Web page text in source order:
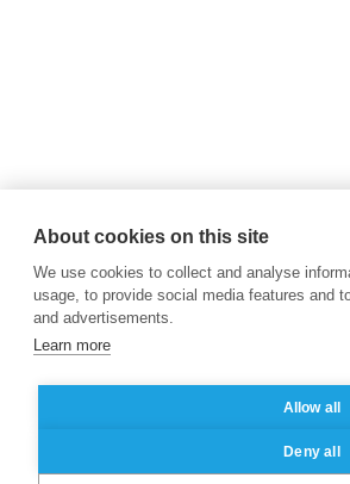
About cookies on this site
We use cookies to collect and analyse
usage, to provide social media features and
and advertisements.
Learn more
Allow all
Deny all